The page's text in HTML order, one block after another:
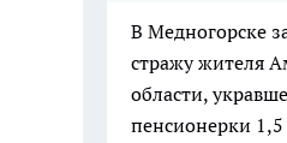
В Медногорске
стражу жителя
области,
пенсионерки